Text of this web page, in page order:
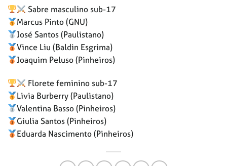
Sabre masculino sub-17
Marcus Pinto (GNU)
José Santos (Paulistano)
Vince Liu (Baldin Esgrima)
Joaquim Peluso (Pinheiros)
Florete feminino sub-17
Livia Burberry (Paulistano)
Valentina Basso (Pinheiros)
Giulia Santos (Pinheiros)
Eduarda Nascimento (Pinheiros)